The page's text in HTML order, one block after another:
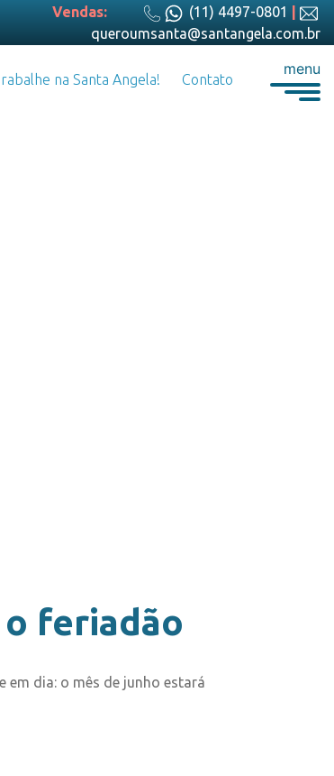
Vendas: (11) 4497-0801
queroumsanta@santangela.com.br
na Santa Angela! Contato
menu
feriadão
dia: o mês de junho estará